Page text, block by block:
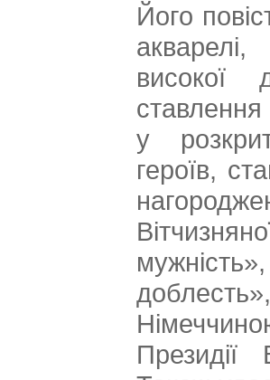
Його
високої
ставлення
у
героїв,